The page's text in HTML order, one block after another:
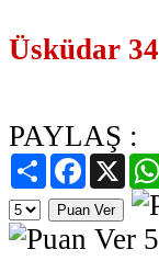
Üsküdar 34
PAYLAŞ :
PaylaşFacebook
X